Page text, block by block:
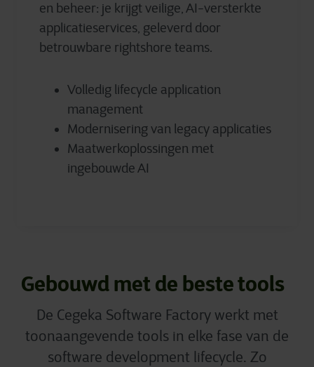
en beheer: je krijgt veilige, AI-versterkte
applicatieservices, geleverd door
betrouwbare rightshore teams.
Volledig lifecycle application
management
Modernisering van legacy applicaties
Maatwerkoplossingen met
ingebouwde AI
Gebouwd met de beste tools
De Cegeka Software Factory werkt met
toonaangevende tools in elke fase van de
software development lifecycle. Zo